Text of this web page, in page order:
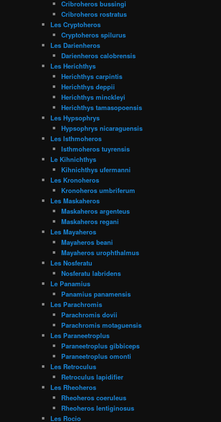
Cribroheros bussingi
Cribroheros rostratus
Les Cryptoheros
Cryptoheros spilurus
Les Darienheros
Darienheros calobrensis
Les Herichthys
Herichthys carpintis
Herichthys deppii
Herichthys minckleyi
Herichthys tamasopoensis
Les Hypsophrys
Hypsophrys nicaraguensis
Les Isthmoheros
Isthmoheros tuyrensis
Le Kihnichthys
Kihnichthys ufermanni
Les Kronoheros
Kronoheros umbriferum
Les Maskaheros
Maskaheros argenteus
Maskaheros regani
Les Mayaheros
Mayaheros beani
Mayaheros urophthalmus
Les Nosferatu
Nosferatu labridens
Le Panamius
Panamius panamensis
Les Parachromis
Parachromis dovii
Parachromis motaguensis
Les Paraneetroplus
Paraneetroplus gibbiceps
Paraneetroplus omonti
Les Retroculus
Retroculus lapidifier
Les Rheoheros
Rheoheros coeruleus
Rheoheros lentiginosus
Les Rocio